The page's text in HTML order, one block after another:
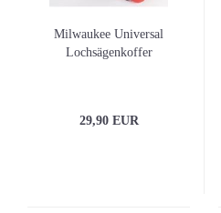
Milwaukee Universal
Lochsägenkoffer
29,90 EUR